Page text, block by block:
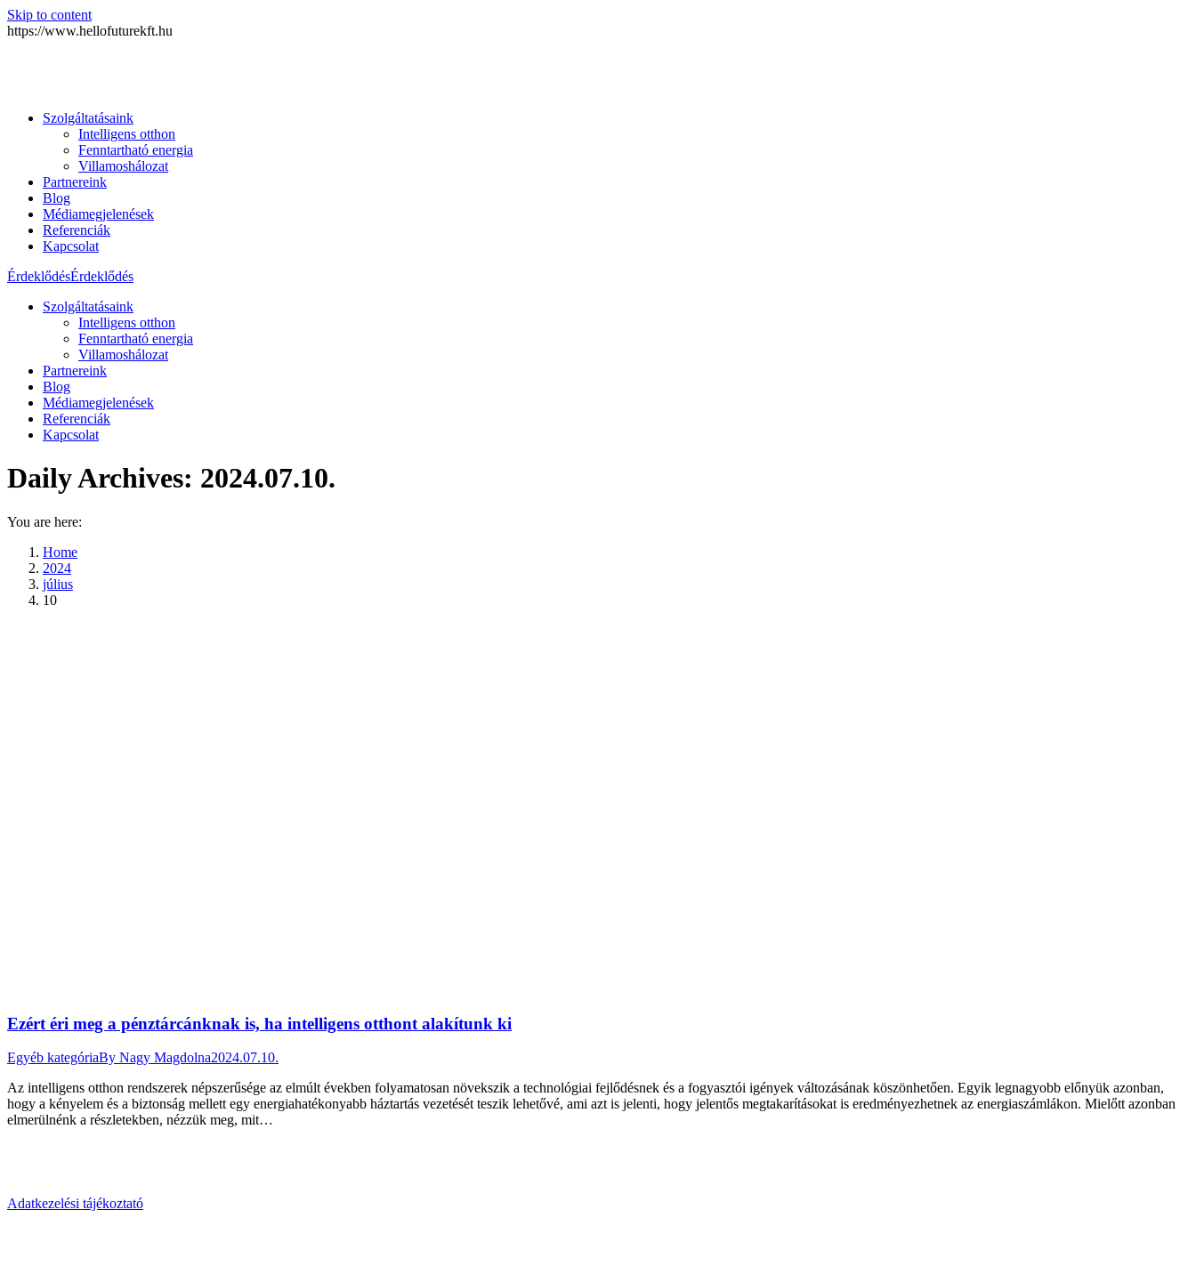
Skip to content
https://www.hellofuturekft.hu
Szolgáltatásaink
Intelligens otthon
Fenntartható energia
Villamoshálozat
Partnereink
Blog
Médiamegjelenések
Referenciák
Kapcsolat
ÉrdeklődésÉrdeklődés
Szolgáltatásaink
Intelligens otthon
Fenntartható energia
Villamoshálozat
Partnereink
Blog
Médiamegjelenések
Referenciák
Kapcsolat
Daily Archives: 2024.07.10.
You are here:
Home
2024
július
10
Ezért éri meg a pénztárcánknak is, ha intelligens otthont alakítunk ki
Egyéb kategóriaBy Nagy Magdolna2024.07.10.
Az intelligens otthon rendszerek népszerűsége az elmúlt években folyamatosan növekszik a technológiai fejlődésnek és a fogyasztói igények változásának köszönhetően. Egyik legnagyobb előnyük azonban,
hogy a kényelem és a biztonság mellett egy energiahatékonyabb háztartás vezetését teszik lehetővé, ami azt is jelenti, hogy jelentős megtakarításokat is eredményezhetnek az energiaszámlákon. Mielőtt azonban
elmerülnénk a részletekben, nézzük meg, mit…
Adatkezelési tájékoztató